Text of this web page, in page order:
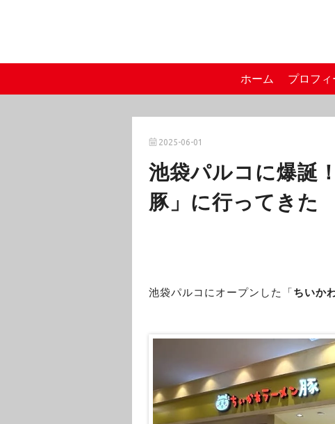
ホーム プロフィ
2025-06-01
池袋パルコに爆誕
豚」に行ってきた
池袋パルコにオープンした「ちいか